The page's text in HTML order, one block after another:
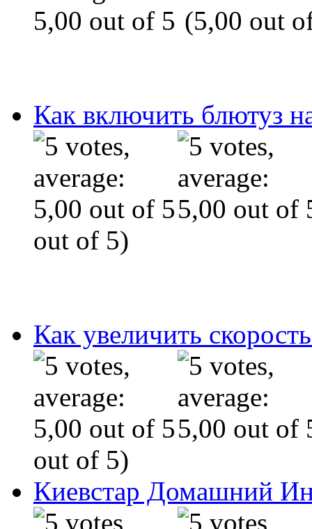
(5,00 out
Как включить блютуз
out of 5)
Как увеличить
out of 5)
Киевстар Домашний